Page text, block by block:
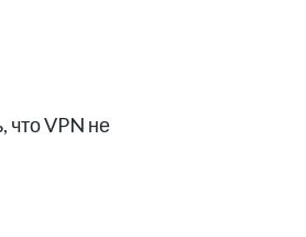
что VPN не